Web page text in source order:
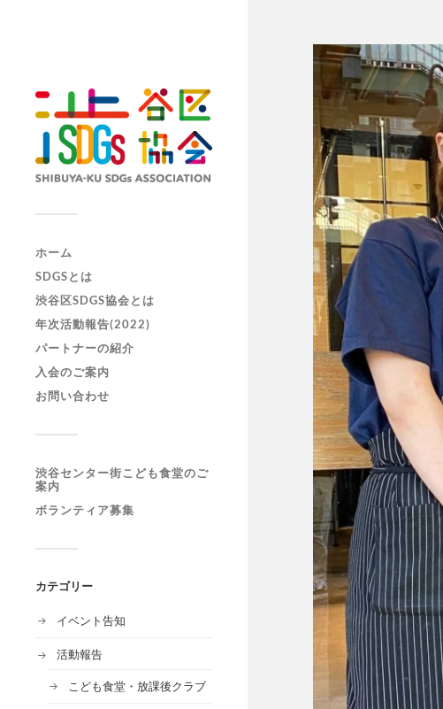
ホーム
SDGSとは
渋谷区SDGS協会とは
年次活動報告(2022)
パートナーの紹介
入会のご案内
お問い合わせ
渋谷センター街こども食堂のご
案内
ボランティア募集
カテゴリー
イベント告知
活動報告
こども食堂・放課後クラブ